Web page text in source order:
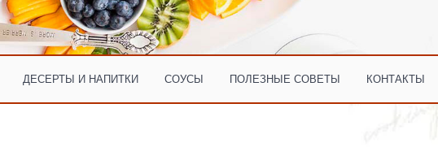
ДЕСЕРТЫ И НАПИТКИ СОУСЫ ПОЛЕЗНЫЕ СОВЕТЫ КОНТАКТЫ